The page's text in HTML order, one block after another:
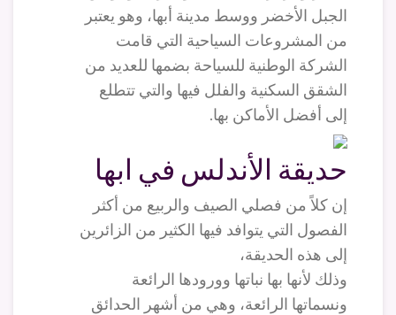
الجبل الأخضر ووسط مدينة أبها، وهو يعتبر
من المشروعات السياحية التي قامت
الشركة الوطنية للسياحة بضمها للعديد من
الشقق السكنية والفلل فيها والتي تتطلع
إلى أفضل الأماكن بها.
حديقة الأندلس في ابها
إن كلاً من فصلي الصيف والربيع من أكثر
الفصول التي يتوافد فيها الكثير من الزائرين
إلى هذه الحديقة،
وذلك لأنها بها نباتها وورودها الرائعة
ونسماتها الرائعة، وهي من أشهر الحدائق